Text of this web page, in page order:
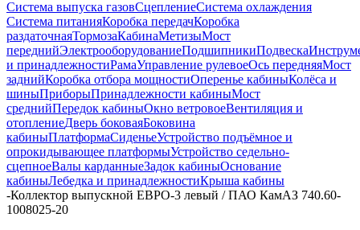
Система выпуска газовСцеплениеСистема охлаждения
Система питанияКоробка передачКоробка
раздаточнаяТормозаКабинаМетизыМост
переднийЭлектрооборудованиеПодшипникиПодвеска
и принадлежностиРамаУправление рулевоеОсь передняяМост
заднийКоробка отбора мощностиОперенье кабиныКолёса и
шиныПриборыПринадлежности кабиныМост
среднийПередок кабиныОкно ветровоеВентиляция и
отоплениеДверь боковаяБоковина
кабиныПлатформаСиденьеУстройство подъёмное и
опрокидывающее платформыУстройство седельно-
сцепноеВалы карданныеЗадок кабиныОснование
кабиныЛебедка и принадлежностиКрыша кабины
-Коллектор выпускной ЕВРО-3 левый / ПАО КамАЗ 740.60-
1008025-20